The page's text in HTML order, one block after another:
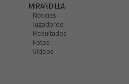
MIRANDILLA
Noticias
Jugadores
Resultados
Fotos
Vídeos